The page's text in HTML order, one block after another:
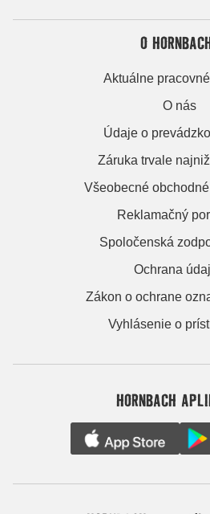
O
Aktuálne
O nás
Údaje o
Záruka trvale
Všeobecné
Reklamačný
Spoločenská
Ochrana
Zákon o ochrane
Vyhlásenie o
HORNBACH